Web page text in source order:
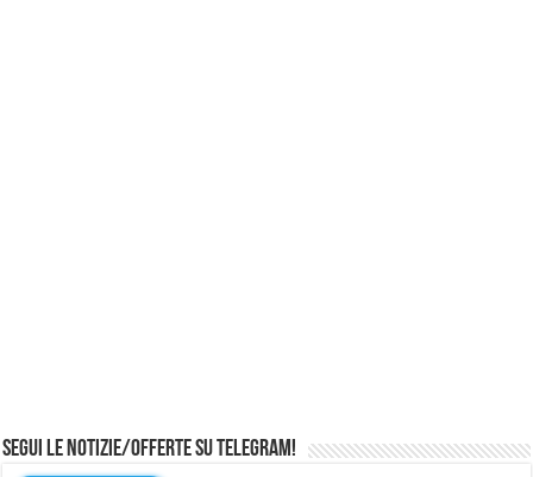
Segui le notizie/offerte su Telegram!